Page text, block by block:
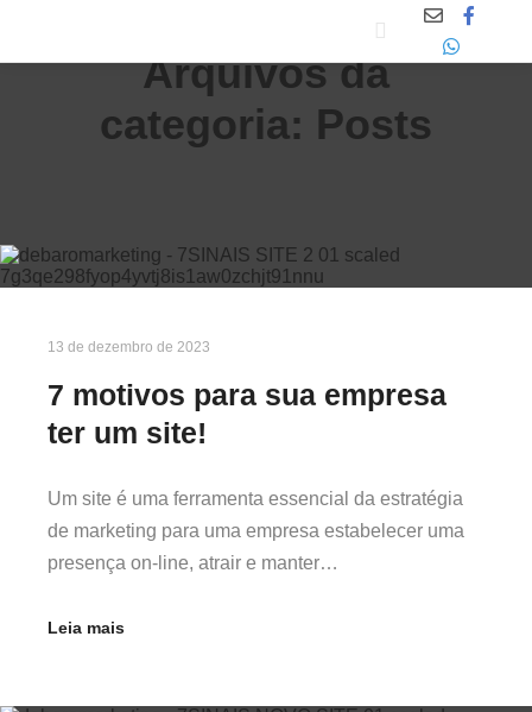
Arquivos da
categoria: Posts
13 de dezembro de 2023
7 motivos para sua empresa
ter um site!
Um site é uma ferramenta essencial da estratégia
de marketing para uma empresa estabelecer uma
presença on-line, atrair e manter…
Leia mais